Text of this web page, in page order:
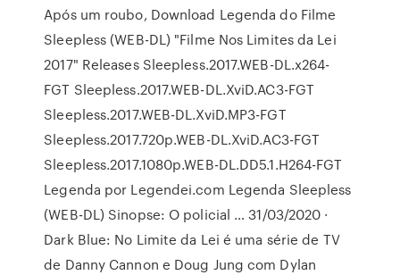
Após um roubo, Download Legenda do Filme
Sleepless (WEB-DL) "Filme Nos Limites da Lei
2017" Releases Sleepless.2017.WEB-DL.x264-
FGT Sleepless.2017.WEB-DL.XviD.AC3-FGT
Sleepless.2017.WEB-DL.XviD.MP3-FGT
Sleepless.2017.720p.WEB-DL.XviD.AC3-FGT
Sleepless.2017.1080p.WEB-DL.DD5.1.H264-FGT
Legenda por Legendei.com Legenda Sleepless
(WEB-DL) Sinopse: O policial … 31/03/2020 ·
Dark Blue: No Limite da Lei é uma série de TV
de Danny Cannon e Doug Jung com Dylan